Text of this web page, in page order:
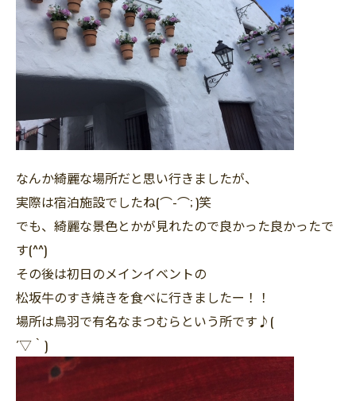
なんか綺麗な場所だと思い行きましたが、
実際は宿泊施設でしたね(⌒-⌒; )笑
でも、綺麗な景色とかが見れたので良かった良かったで
す(^^)
その後は初日のメインイベントの
松坂牛のすき焼きを食べに行きましたー！！
場所は鳥羽で有名なまつむらという所です♪(
´▽｀)